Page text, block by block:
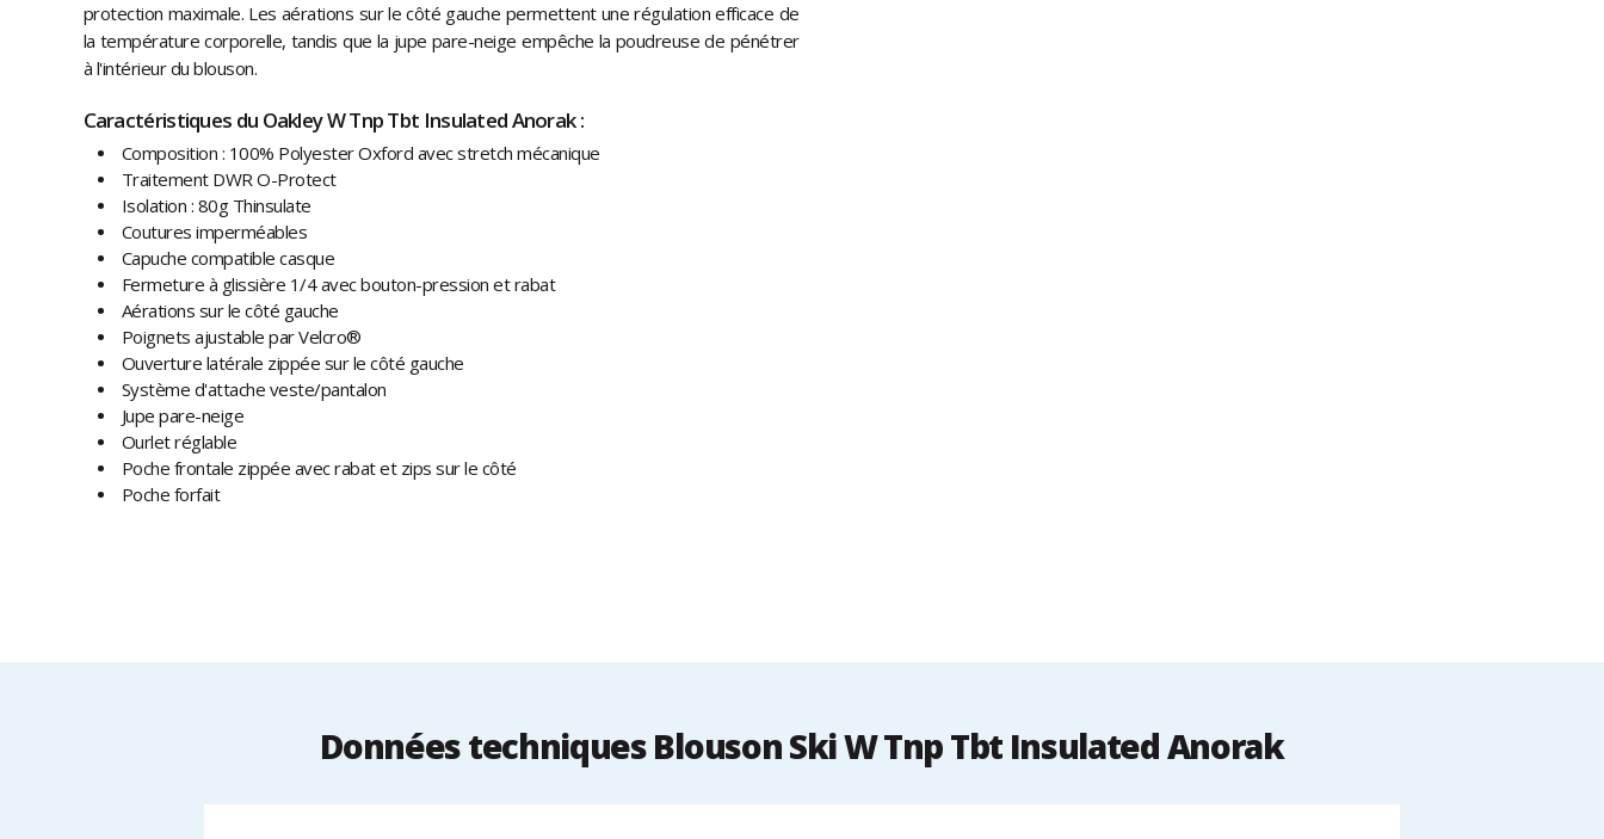
protection maximale. Les aérations sur le côté gauche permettent une régulation efficace de
la température corporelle, tandis que la jupe pare-neige empêche la poudreuse de pénétrer
à l'intérieur du blouson.
Caractéristiques du Oakley W Tnp Tbt Insulated Anorak :
Composition : 100% Polyester Oxford avec stretch mécanique
Traitement DWR O-Protect
Isolation : 80g Thinsulate
Coutures imperméables
Capuche compatible casque
Fermeture à glissière 1/4 avec bouton-pression et rabat
Aérations sur le côté gauche
Poignets ajustable par Velcro®
Ouverture latérale zippée sur le côté gauche
Système d'attache veste/pantalon
Jupe pare-neige
Ourlet réglable
Poche frontale zippée avec rabat et zips sur le côté
Poche forfait
Données techniques Blouson Ski W Tnp Tbt Insulated Anorak